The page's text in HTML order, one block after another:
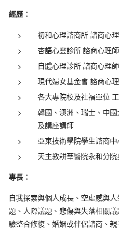
經歷：
初和心理諮商所 諮商心
杏語心靈診所 諮商心理師
自體心理診所 諮商心理師
現代婦女基金會 諮商心
各大專院校及社福單位
韓國、澳洲、瑞士、中
及講座講師
亞東技術學院學生諮商
天主教耕莘醫院永和分
專長：
自我探索與個人成長、空虛感與
題、人際議題、悲傷與失落相關
驗整合修復、婚姻或伴侶諮商、